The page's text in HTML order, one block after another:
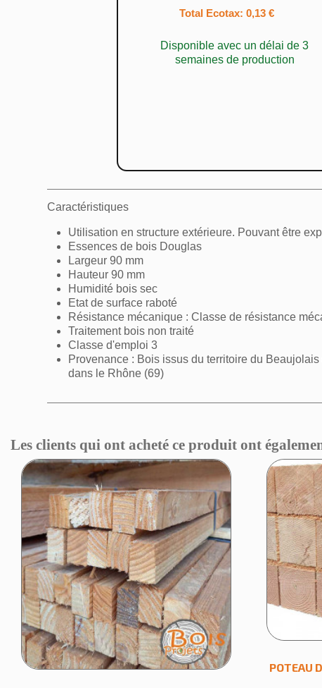
Total Ecotax: 0,13 €
Disponible avec un délai de 3
semaines de production
Caractéristiques
Utilisation en structure extérieure. Pouvant être
Essences de bois Douglas
Largeur 90 mm
Hauteur 90 mm
Humidité bois sec
Etat de surface raboté
Résistance mécanique : Classe de résistance
Traitement bois non traité
Classe d'emploi 3
Provenance : Bois issus du territoire du
dans le Rhône (69)
Les clients qui ont acheté ce produit ont
POTEAU